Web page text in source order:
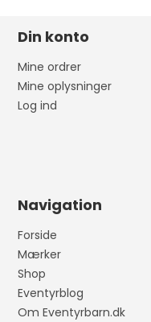
Din konto
Mine ordrer
Mine oplysninger
Log ind
Navigation
Forside
Mærker
Shop
Eventyrblog
Om Eventyrbarn.dk